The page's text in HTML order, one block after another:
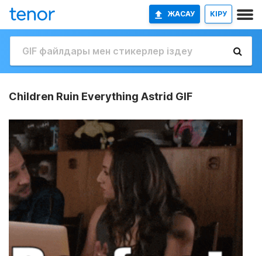
ЖАСАУ КІРУ
Children Ruin Everything Astrid GIF